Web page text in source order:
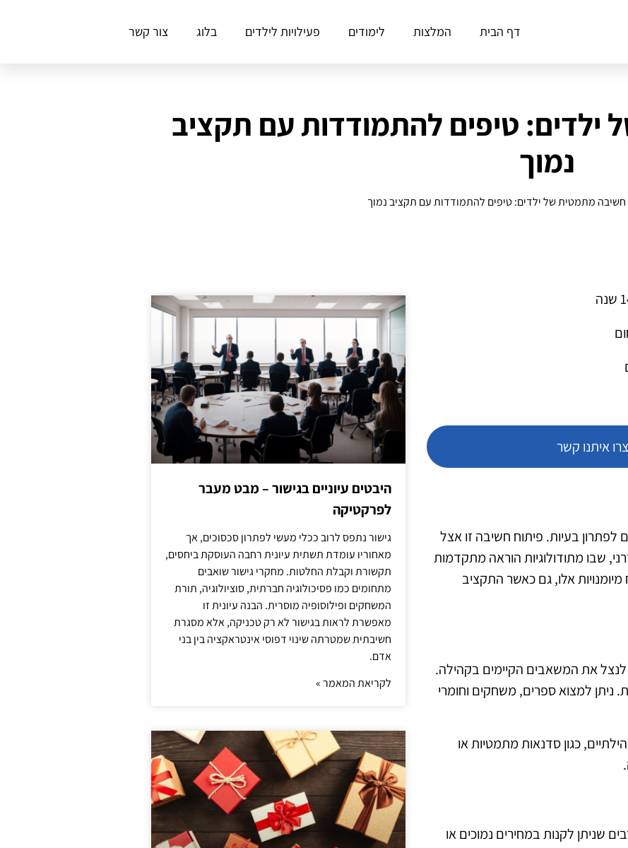
דף הבית המלצות לימודים פעילויות לילדים בלוג צור קשר
ילדים: טיפים להתמודדות עם תקציב
נמוך
חשיבה מתמטית של ילדים: טיפים להתמודדות עם תקציב נמוך
איתנו קשר
בעיות. פיתוח חשיבה זו אצל
שבו מתודולוגיות הוראה מתקדמות
אלו, גם כאשר התקציב
את המשאבים הקיימים בקהילה.
ניתן למצוא ספרים, משחקים וחומרי
כגון סדנאות מתמטיות או
שניתן לקנות במחירים נמוכים או
היבטים עיוניים בגישור – מבט מעבר
לפרקטיקה
גישור נתפס לרוב ככלי מעשי לפתרון סכסוכים, אך
מאחוריו עומדת תשתית עיונית רחבה העוסקת ביחסים,
תקשורת וקבלת החלטות. מחקרי גישור שואבים
מתחומים כמו פסיכולוגיה חברתית, סוציולוגיה, תורת
המשחקים ופילוסופיה מוסרית. הבנה עיונית זו
מאפשרת לראות בגישור לא רק טכניקה, אלא מסגרת
חשיבתית שמטרתה שינוי דפוסי אינטראקציה בין בני
אדם.
לקריאת המאמר »